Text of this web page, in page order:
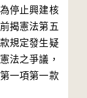
停止興建核
揭憲法第五
規定發生疑
法之爭議，
一項第一款